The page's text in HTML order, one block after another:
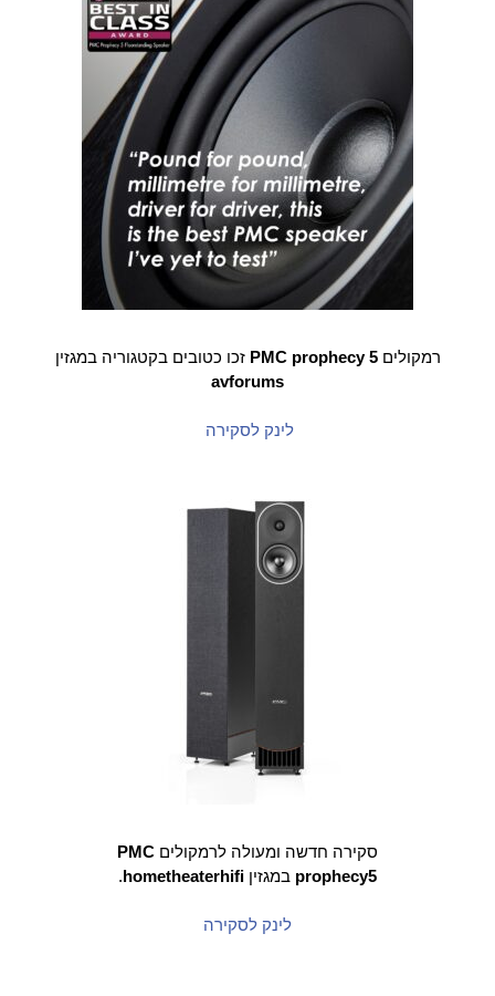
רמקוליםPMC prophecy 5 זכו כטובים בקטגוריה במגזין
avforums
לינק לסקירה
סקירה חדשה ומעולה לרמקולים PMC
prophecy5 במגזין hometheaterhifi
.
לינק לסקירה